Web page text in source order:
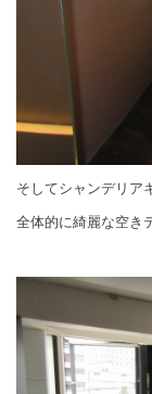
そしてシャンデリア
全体的に綺麗な空き